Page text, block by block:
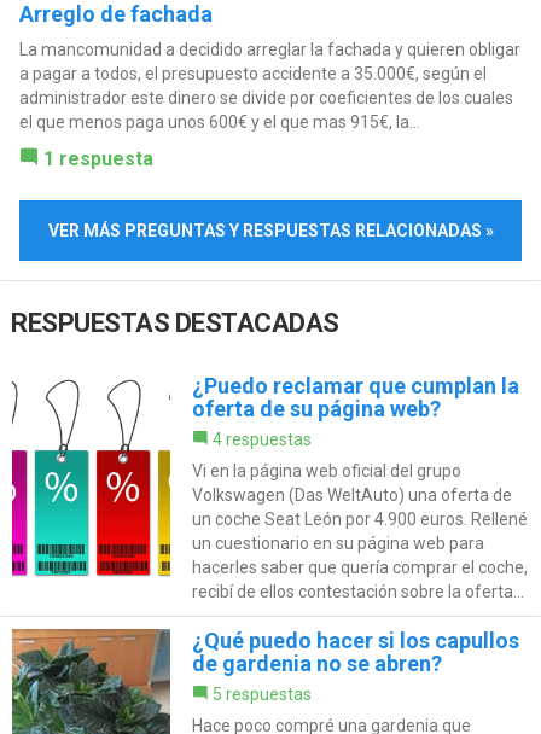
Arreglo de fachada
La mancomunidad a decidido arreglar la fachada y quieren obligar
a pagar a todos, el presupuesto accidente a 35.000€, según el
administrador este dinero se divide por coeficientes de los cuales
el que menos paga unos 600€ y el que mas 915€, la...
1 respuesta
VER MÁS PREGUNTAS Y RESPUESTAS RELACIONADAS »
RESPUESTAS DESTACADAS
¿Puedo reclamar que cumplan la
oferta de su página web?
4 respuestas
Vi en la página web oficial del grupo
Volkswagen (Das WeltAuto) una oferta de
un coche Seat León por 4.900 euros. Rellené
un cuestionario en su página web para
hacerles saber que quería comprar el coche,
recibí de ellos contestación sobre la oferta...
¿Qué puedo hacer si los capullos
de gardenia no se abren?
5 respuestas
Hace poco compré una gardenia que